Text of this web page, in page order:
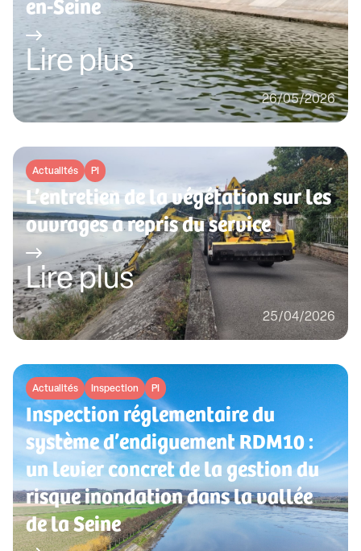
Lire plus
26/05/2026
Actualités PI
L’entretien de la végétation sur les
ouvrages a repris du service
Lire plus
25/04/2026
Actualités Inspection PI
Inspection réglementaire du
système d’endiguement RDM10 :
un levier concret de la gestion du
risque inondation dans la vallée
de la Seine